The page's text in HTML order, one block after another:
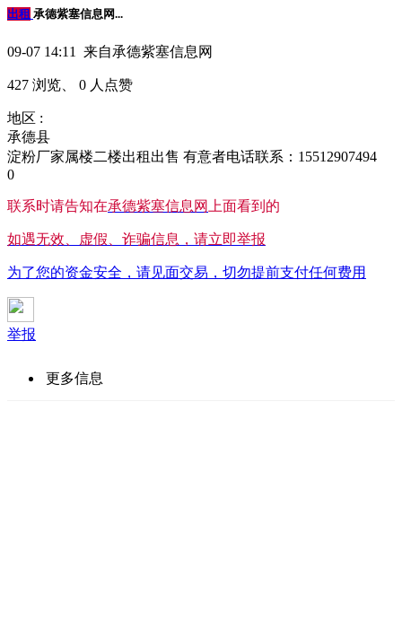
出租 承德紫塞信息网...
09-07 14:11 来自承德紫塞信息网
427 浏览、 0 人点赞
地区 :
承德县
淀粉厂家属楼二楼出租出售 有意者电话联系：15512907494
0
联系时请告知在承德紫塞信息网 上面看到的
如遇无效、虚假、诈骗信息，请立即举报
为了您的资金安全，请见面交易，切勿提前支付任何费用
举报
更多信息